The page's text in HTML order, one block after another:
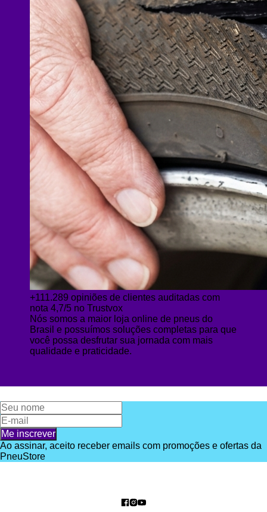
+111.289 opiniões de clientes auditadas com
nota 4,7/5 no Trustvox
Nós somos a maior loja online de pneus do
Brasil e possuímos soluções completas para que
você possa desfrutar sua jornada com mais
qualidade e praticidade.
Me inscrever
Ao assinar, aceito receber emails com promoções e ofertas da
PneuStore